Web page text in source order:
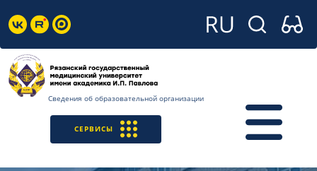
Сведения об образовательной организации
СЕРВИСЫ